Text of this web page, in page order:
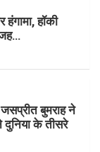
हंगामा, हॉकी
बुमराह ने
दुनिया के तीसरे